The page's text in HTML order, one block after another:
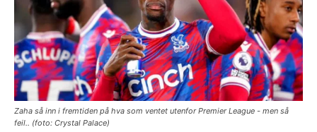
Zaha så inn i fremtiden på hva som ventet utenfor Premier League - men så
feil.. (foto: Crystal Palace)